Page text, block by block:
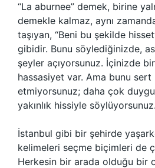
“La aburnee” demek, birine
demekle kalmaz, aynı
taşıyan, “Beni bu şekilde
gibidir. Bunu söylediğinizde,
şeyler açıyorsunuz. İçinizde bir
hassasiyet var. Ama bunu
etmiyorsunuz; daha çok
yakınlık hissiyle söylüyorsunuz.
İstanbul gibi bir şehirde
kelimeleri seçme biçimleri de
Herkesin bir arada olduğu bir